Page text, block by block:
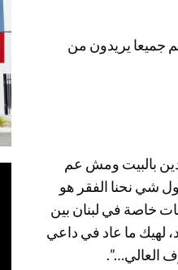
في روسيا حوالي 500 طالب وطالبة وهم جميعا يريدون من
بالبيت ومش عم
شي نحنا الفقر هو
خاصة في لبنان بين
لهيك ما عاد في داعي
العالي…”.